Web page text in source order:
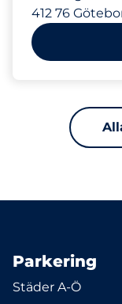
412 76
Parkering
Städer A-Ö